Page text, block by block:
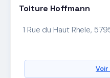
Toiture Hoffmann
1 Rue du Haut Rhele,
Voir